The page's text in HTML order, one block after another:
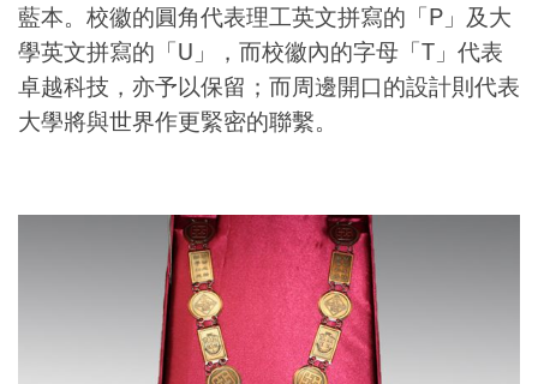
藍本。校徽的圓角代表理工英文拼寫的「P」及大
學英文拼寫的「U」，而校徽內的字母「T」代表
卓越科技，亦予以保留；而周邊開口的設計則代表
大學將與世界作更緊密的聯繫。